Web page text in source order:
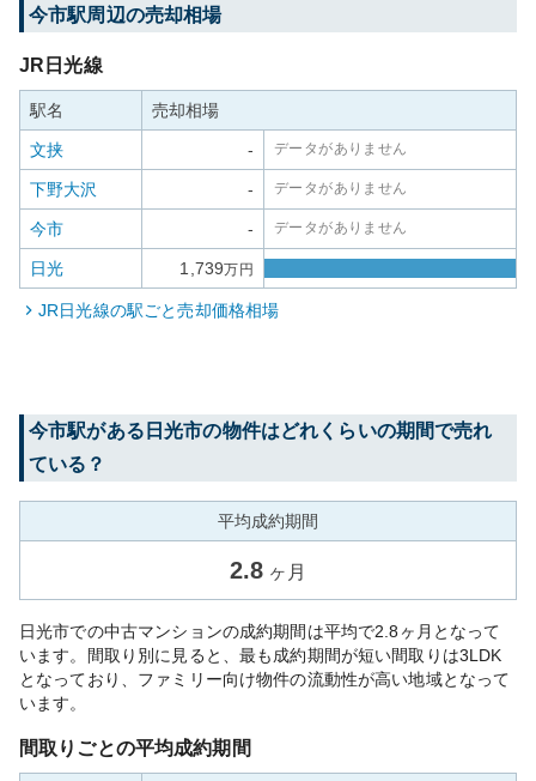
今市駅周辺の売却相場
JR日光線
駅名 売却相場
文挟 - データがありません
下野大沢 - データがありません
今市 - データがありません
日光 1,739万円
JR日光線の駅ごと売却価格相場
今市駅がある 日光市の物件はどれくらいの期間で売れ
ている？
平均成約期間
2.8 ヶ月
日光市での中古マンションの成約期間は平均で2.8ヶ月となって
います。間取り別に見ると、最も成約期間が短い間取りは3LDK
となっており、ファミリー向け物件の流動性が高い地域となって
います。
間取りごとの平均成約期間